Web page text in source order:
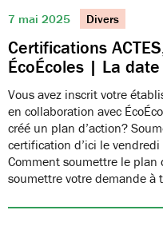
7 mai 2025 Divers
Certifications
ÉcoÉcoles | La
Vous avez inscrit votre
en collaboration avec
créé un plan d’action?
certification d’ici le
Comment soumettre le plan
soumettre votre demande à